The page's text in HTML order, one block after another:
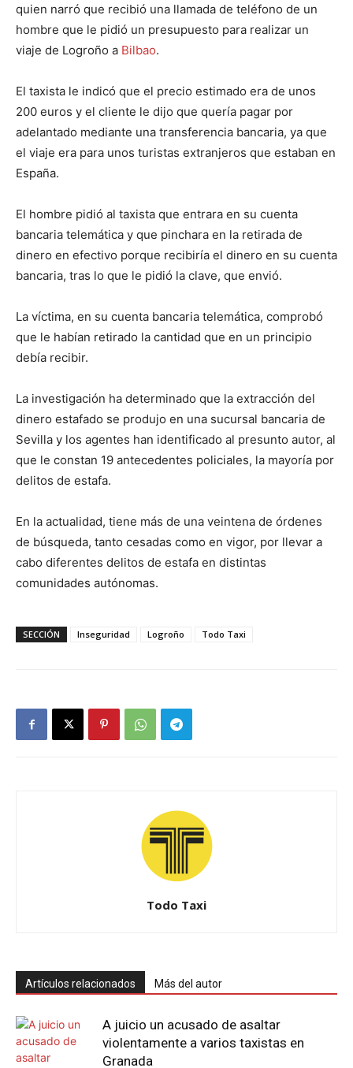
quien narró que recibió una llamada de teléfono de un
hombre que le pidió un presupuesto para realizar un
viaje de Logroño a Bilbao.
El taxista le indicó que el precio estimado era de unos
200 euros y el cliente le dijo que quería pagar por
adelantado mediante una transferencia bancaria, ya que
el viaje era para unos turistas extranjeros que estaban en
España.
El hombre pidió al taxista que entrara en su cuenta
bancaria telemática y que pinchara en la retirada de
dinero en efectivo porque recibiría el dinero en su cuenta
bancaria, tras lo que le pidió la clave, que envió.
La víctima, en su cuenta bancaria telemática, comprobó
que le habían retirado la cantidad que en un principio
debía recibir.
La investigación ha determinado que la extracción del
dinero estafado se produjo en una sucursal bancaria de
Sevilla y los agentes han identificado al presunto autor, al
que le constan 19 antecedentes policiales, la mayoría por
delitos de estafa.
En la actualidad, tiene más de una veintena de órdenes
de búsqueda, tanto cesadas como en vigor, por llevar a
cabo diferentes delitos de estafa en distintas
comunidades autónomas.
SECCIÓN Inseguridad Logroño Todo Taxi
Todo Taxi
Artículos relacionados Más del autor
A juicio un acusado de asaltar
violentamente a varios taxistas en
Granada